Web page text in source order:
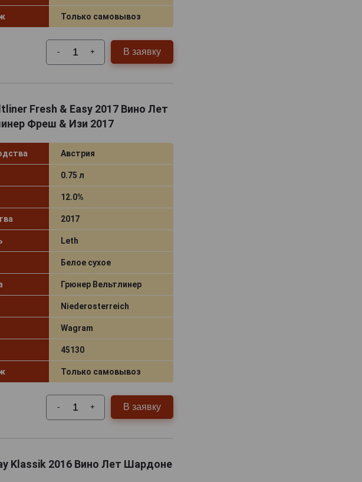
Только самовывоз
- + В заявку
Fresh & Easy 2017 Вино Лет
Фреш & Изи 2017
Австрия
0.75 л
12.0%
2017
Leth
Белое сухое
Грюнер Вельтлинер
Niederosterreich
Wagram
45130
Только самовывоз
- + В заявку
Klassik 2016 Вино Лет Шардоне